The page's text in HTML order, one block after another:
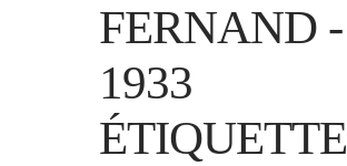
FERNAND -
1933
ÉTIQUETTE